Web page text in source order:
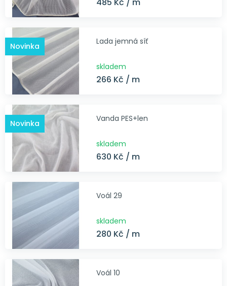
Novinka Lada jemná síť
skladem
266 Kč / m
Novinka Vanda PES+len
skladem
630 Kč / m
Voál 29
skladem
280 Kč / m
Voál 10